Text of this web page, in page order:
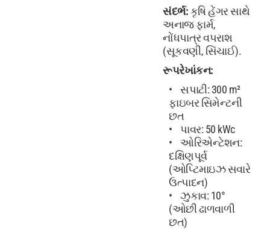
સંદર્ભ:કૃષિ હેંગર સાથે
અનાજ ફાર્મ,
નોંધપાત્ર વપરાશ
(સૂકવણી, સિંચાઈ).
રૂપરેખાંકન:
સપાટી: 300 m²
ફાઇબર સિમેન્ટની
છત
પાવર: 50 kWc
ઓરિએન્ટેશન:
દક્ષિણપૂર્વ
(ઓપ્ટિમાઇઝ સવારે
ઉત્પાદન)
ઝુકાવ: 10°
(ઓછી ઢાળવાળી
છત)